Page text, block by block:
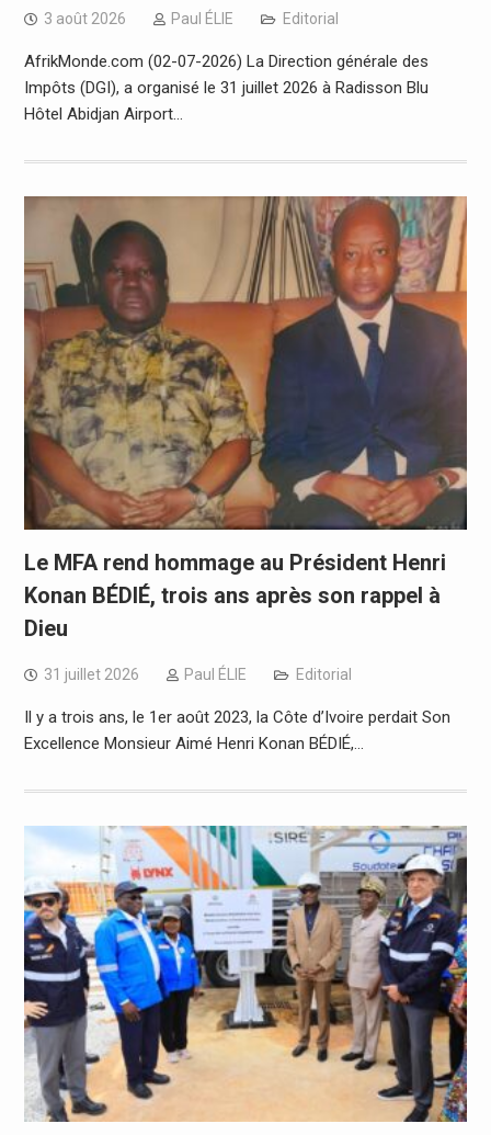
3 août 2026 Paul ÉLIE Editorial
AfrikMonde.com (02-07-2026) La Direction générale des
Impôts (DGI), a organisé le 31 juillet 2026 à Radisson Blu
Hôtel Abidjan Airport…
Le MFA rend hommage au Président Henri
Konan BÉDIÉ, trois ans après son rappel à
Dieu
31 juillet 2026 Paul ÉLIE Editorial
Il y a trois ans, le 1er août 2023, la Côte d’Ivoire perdait Son
Excellence Monsieur Aimé Henri Konan BÉDIÉ,…